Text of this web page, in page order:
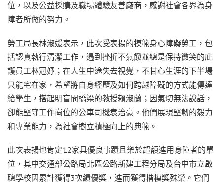
位，以及公益採購及職場體驗友善廠商，感謝社會各界為身
障者所做的努力。
勞工局長林淑媛表示，此次受表揚的模範身心障礙勞工，包
括認真執行清潔工作，遇到挫折不氣餒並總是保持微笑的庇
護員工林冠妤；在人生中途失去視覺，不甘心生涯的下半場
只能宅在家，希望將自身經歷及如何跨越障礙的方式能傳達
給學生，搭起明盲間橋梁的教授賴淑蘭；因氣切無法說話，
卻能堅守工作崗位的公車司機袁治豪。他們展現堅韌的毅力
和專業能力，為社會樹立積極向上的典範。
此次表揚也肯定12家具優良事蹟且樂於超額進用身障者的單
位，其中交通部公路局北區公路新建工程分局及台中市立啟
聰學校因累計獲得3次績優獎，進而獲得楷模獎殊榮。它們